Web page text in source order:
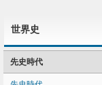
世界史
先史時代